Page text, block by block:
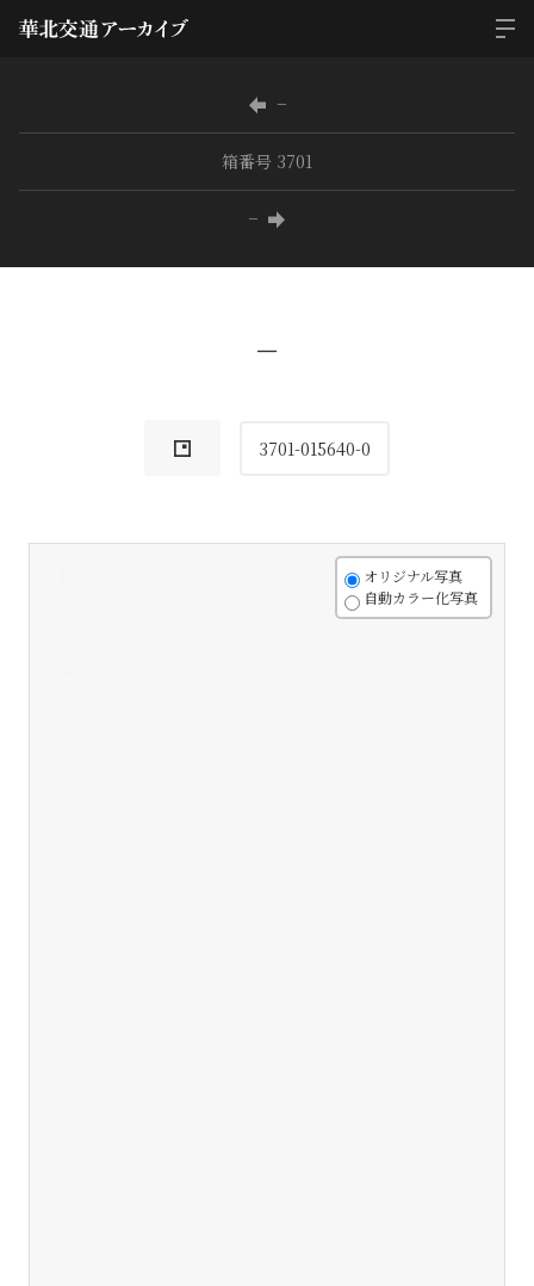
−
箱番号 3701
−
−
3701-015640-0
オリジナル写真
自動カラー化写真